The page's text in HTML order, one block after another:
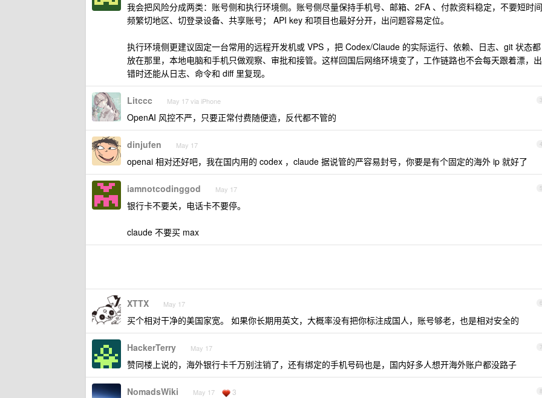
我会把风险分成两类：账号侧和执行环境侧。账号侧尽量保持手机号、邮箱、2FA 、付款资料稳定，不要短时间
频繁切地区、切登录设备、共享账号； API key 和项目也最好分开，出问题容易定位。
执行环境侧更建议固定一台常用的远程开发机或 VPS ，把 Codex/Claude 的实际运行、依赖、日志、git 状态都
放在那里，本地电脑和手机只做观察、审批和接管。这样回国后网络环境变了，工作链路也不会每天跟着漂，出
错时还能从日志、命令和 diff 里复现。
3
Litccc May 17 via iPhone
OpenAI 风控不严，只要正常付费随便造，反代都不管的
4
dinjufen May 17
openai 相对还好吧，我在国内用的 codex ，claude 据说管的严容易封号，你要是有个固定的海外 ip 就好了
5
iamnotcodinggod May 17
银行卡不要关，电话卡不要停。
claude 不要买 max
6
XTTX May 17
买个相对干净的美国家宽。 如果你长期用英文，大概率没有把你标注成国人，账号够老，也是相对安全的
7
HackerTerry May 17
赞同楼上说的，海外银行卡千万别注销了，还有绑定的手机号码也是，国内好多人想开海外账户都没路子
8
NomadsWiki May 17 3